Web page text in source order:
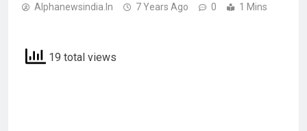
Alphanewsindia.in 7 Years Ago 0 1 Mins
19 total views